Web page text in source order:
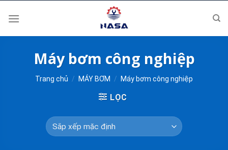
Máy bơm công nghiệp
Trang chủ / MÁY BƠM / Máy bơm công nghiệp
LỌC